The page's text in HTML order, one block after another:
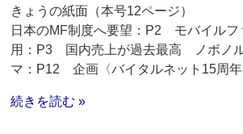
きょうの紙面（本号12ページ）
日本のMF制度へ要望：P2 モバイルフ
用：P3 国内売上が過去最高 ノボノ
マ：P12 企画〈バイタルネット15周年
続きを読む »